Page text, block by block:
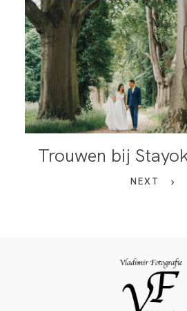
Trouwen bij
NEXT